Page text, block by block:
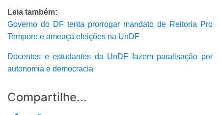
Leia também:
Governo do DF tenta prorrogar mandato de Reitoria Pro
Tempore e ameaça eleições na UnDF
Docentes e estudantes da UnDF fazem paralisação por
autonomia e democracia
Compartilhe...